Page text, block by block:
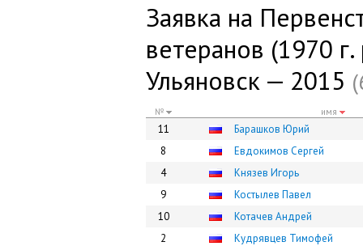
Заявка на
ветеранов (1970
Ульяновск — 2015
№ имя
11
Барашков Юрий
8
Евдокимов Сергей
4
Князев Игорь
9
Костылев Павел
10
Котачев Андрей
2
Кудрявцев Тимофей